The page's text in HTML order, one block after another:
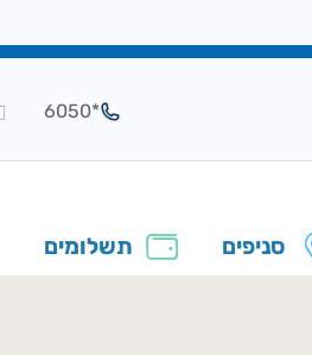
*6050
סניפים תשלומים